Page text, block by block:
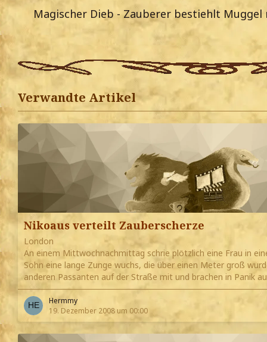
Magischer Dieb - Zauberer bestiehlt
Verwandte Artikel
Nikoaus verteilt Zauberscherze
London
An einem Mittwochnachmittag schrie plötzlich eine Frau in
Sohn eine lange Zunge wuchs, die über einen Meter groß
anderen Passanten auf der Straße mit und brachen in Panik
Hermmy
19. Dezember 2008 um 00:00